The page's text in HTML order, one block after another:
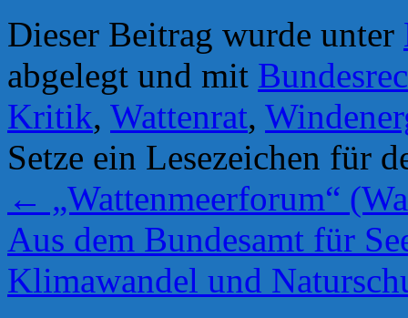
Dieser Beitrag wurde unter
abgelegt und mit
Kritik, Wattenrat,
Setze ein Lesezeichen für
← „Wattenmeerforum“
Aus dem Bundesamt für
Klimawandel und